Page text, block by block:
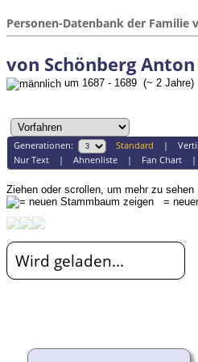
Personen-Datenbank der Familie
von Schönberg
um 1687 - 1689 (~ 2 Jahre)
Generationen: Standard |
Nur Text| Ahnenliste| Fan Chart
Ziehen oder scrollen, um mehr zu sehen
=
Wird geladen...